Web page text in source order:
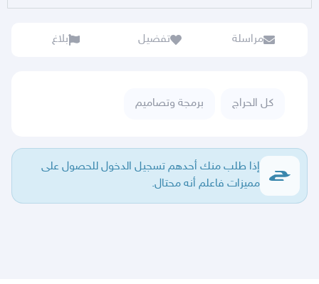
مراسلة تفضيل بلاغ
كل الحراج برمجة وتصاميم
إذا طلب منك أحدهم تسجيل الدخول للحصول على
مميزات فاعلم أنه محتال.